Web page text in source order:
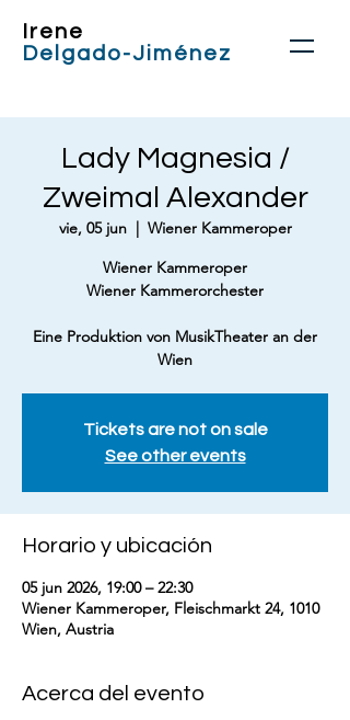
Irene
Delgado-Jiménez
Lady Magnesia /
Zweimal Alexander
vie, 05 jun
  |
Wiener Kammeroper
Wiener Kammeroper
Wiener Kammerorchester
Eine Produktion von MusikTheater an der
Wien
Tickets are not on sale
See other events
Horario y ubicación
05 jun 2026, 19:00 – 22:30
Wiener Kammeroper, Fleischmarkt 24, 1010
Wien, Austria
Acerca del evento